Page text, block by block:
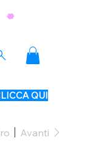
QUI
Avanti